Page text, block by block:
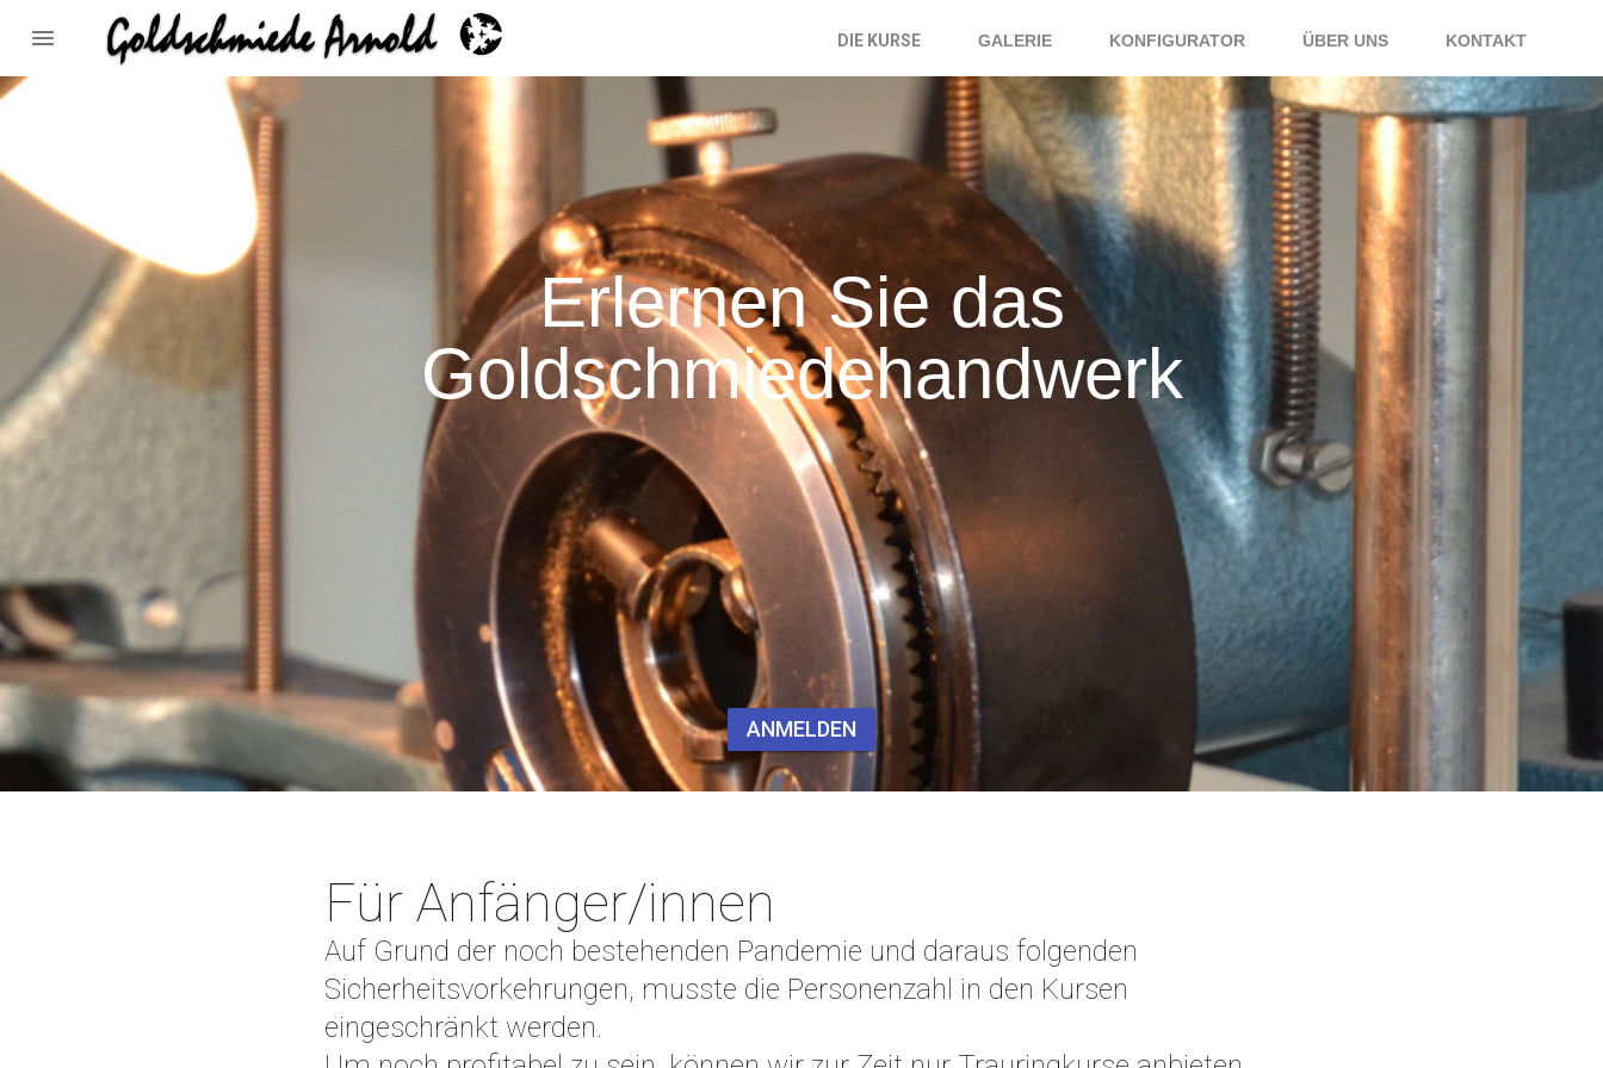
 DIE KURSE GALERIE KONFIGURATOR ÜBER UNS KONTAKT
Erlernen Sie das
​​​​​​​Goldschmiedehandwerk
ANMELDEN
Für Anfänger/innen
Auf Grund der noch bestehenden Pandemie und daraus folgenden
Sicherheitsvorkehrungen, musste die Personenzahl in den Kursen
eingeschränkt werden.